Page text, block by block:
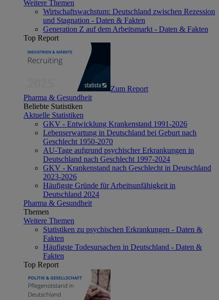
Weitere Themen
Wirtschaftswachstum: Deutschland zwischen Rezession
und Stagnation - Daten & Fakten
Generation Z auf dem Arbeitsmarkt - Daten & Fakten
Top Report
Zum Report
Pharma & Gesundheit
Beliebte Statistiken
Aktuelle Statistiken
GKV - Entwicklung Krankenstand 1991-2026
Lebenserwartung in Deutschland bei Geburt nach
Geschlecht 1950-2070
AU-Tage aufgrund psychischer Erkrankungen in
Deutschland nach Geschlecht 1997-2024
GKV - Krankenstand nach Geschlecht in Deutschland
2023-2026
Häufigste Gründe für Arbeitsunfähigkeit in
Deutschland 2024
Pharma & Gesundheit
Themen
Weitere Themen
Statistiken zu psychischen Erkrankungen - Daten &
Fakten
Häufigste Todesursachen in Deutschland - Daten &
Fakten
Top Report